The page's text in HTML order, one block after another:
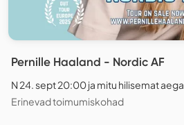
Pernille Haaland - Nordic AF
N 24. sept 20:00 ja mitu hilisemat aega
Erinevad toimumiskohad